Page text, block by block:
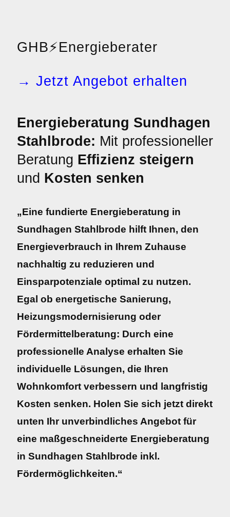
GHB⚡Energieberater
→ Jetzt Angebot erhalten
Energieberatung Sundhagen
Stahlbrode: Mit professioneller
Beratung Effizienz steigern
und Kosten senken
„Eine fundierte Energieberatung in
Sundhagen Stahlbrode hilft Ihnen, den
Energieverbrauch in Ihrem Zuhause
nachhaltig zu reduzieren und
Einsparpotenziale optimal zu nutzen.
Egal ob energetische Sanierung,
Heizungsmodernisierung oder
Fördermittelberatung: Durch eine
professionelle Analyse erhalten Sie
individuelle Lösungen, die Ihren
Wohnkomfort verbessern und langfristig
Kosten senken. Holen Sie sich jetzt direkt
unten Ihr unverbindliches Angebot für
eine maßgeschneiderte Energieberatung
in Sundhagen Stahlbrode inkl.
Fördermöglichkeiten.“